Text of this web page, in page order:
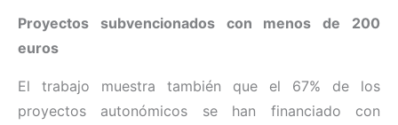
Proyectos subvencionados con menos de 200
euros
El trabajo muestra también que el 67% de los
proyectos autonómicos se han financiado con